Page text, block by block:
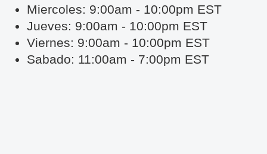
Miercoles: 9:00am - 10:00pm EST
Jueves: 9:00am - 10:00pm EST
Viernes: 9:00am - 10:00pm EST
Sabado: 11:00am - 7:00pm EST